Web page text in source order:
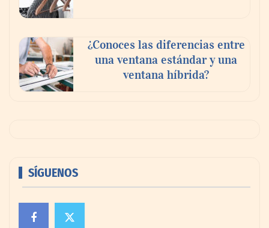
¿Conoces las diferencias entre
una ventana estándar y una
ventana híbrida?
SÍGUENOS